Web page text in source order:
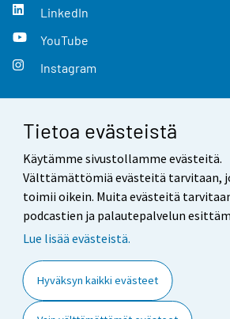
Tietoa evästeistä
Käytämme sivustollamme evästeitä.
Välttämättömiä evästeitä tarvitaan,
toimii oikein. Muita evästeitä
podcastien ja palautepalvelun
Lue lisää evästeistä.
Hyväksyn kaikki evästeet
LinkedIn
YouTube
Instagram
Yhteystiedot
Palaute
Käyttöehdot
Saavutettavuus
Tietoa sivustosta